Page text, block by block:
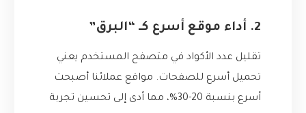
2. أداء موقع أسرع كـ “البرق”
تقليل عدد الأكواد في متصفح المستخدم يعني
تحميل أسرع للصفحات. مواقع عملائنا أصبحت
أسرع بنسبة 20-30%، مما أدى إلى تحسين تجربة